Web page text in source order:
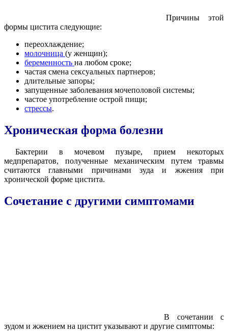
Причины этой
формы цистита следующие:
переохлаждение;
молочница (у женщин);
беременность на любом сроке;
частая смена сексуальных партнеров;
длительные запоры;
запущенные заболевания мочеполовой системы;
частое употребление острой пищи;
стрессы.
Хроническая форма болезни
Бактерии в мочевом пузыре, прием некоторых
медпрепаратов, полученные механическим путем травмы
считаются главными причинами зуда и жжения при
хронической форме цистита.
Сочетание с другими симптомами
В сочетании с
зудом и жжением на цистит указывают и другие симптомы: